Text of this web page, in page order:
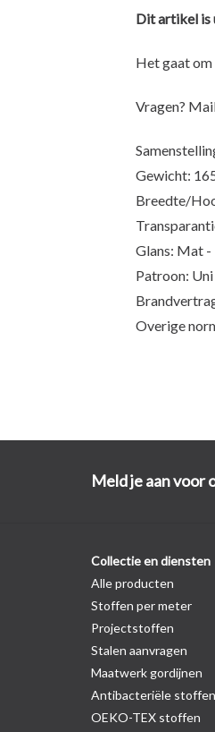
Dit artikel is
Het gaat
Vragen?
Gewicht:
Breedte/
Glans: Mat -
Patroon: Uni
Overige
Meld je aan voor
Collectie en diensten
Alle producten
Stoffen per meter
Projectstoffen
Stalen aanvragen
Maatwerk gordijnen
Antibacteriële stoffen
OEKO-TEX stoffen